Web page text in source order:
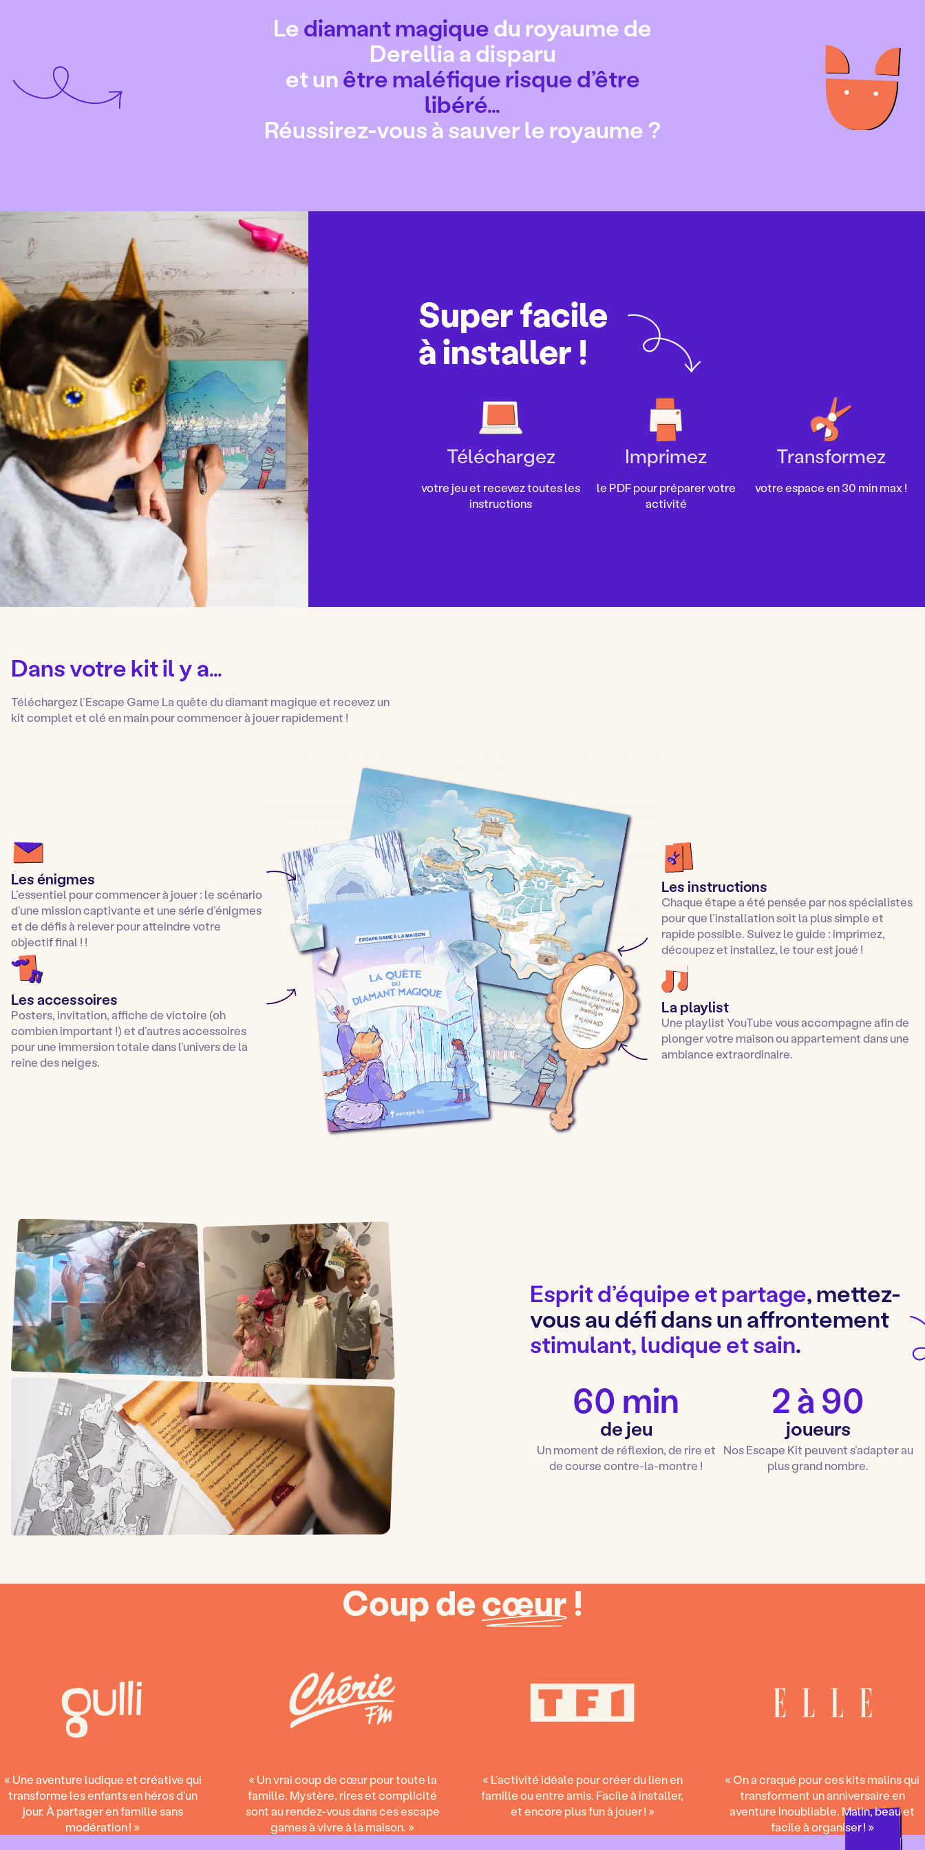
Lediamant magiquedu royaume de
Derellia a disparu
et unêtremaléfique risque d’être
libéré…
Réussirez-vous à sauver le royaume ?
Super facile
à installer !
Téléchargez
votre jeu et recevez toutes les
instructions
Imprimez
le PDF pour préparer votre
activité
Transformez
votre espace en 30 min max !
Dans votre kit il y a…
Téléchargez l’Escape Game La quête du diamant magique et recevez un
kit complet et clé en main pour commencer à jouer rapidement !
Les énigmes
L’essentiel pour commencer à jouer : le scénario
d’une mission captivante et une série d’énigmes
et de défis à relever pour atteindre votre
objectif final ! !
Les accessoires
Posters, invitation, affiche de victoire (oh
combien important !) et d’autres accessoires
pour une immersion totale dans l’univers de la
reine des neiges.
Les instructions
Chaque étape a été pensée par nos spécialistes
pour que l’installation soit la plus simple et
rapide possible. Suivez le guide : imprimez,
découpez et installez, le tour est joué !
La playlist
Une playlist YouTube vous accompagne afin de
plonger votre maison ou appartement dans une
ambiance extraordinaire.
Esprit d’équipe et partage, mettez-
vous au défi dans un affrontement
stimulant, ludique et sain.
60 min
de jeu
Un moment de réflexion, de rire et
de course contre-la-montre !
2 à 90
joueurs
Nos Escape Kit peuvent s’adapter au
plus grand nombre.
Coup decœur !
« Une aventure ludique et créative qui
transforme les enfants en héros d’un
jour. À partager en famille sans
modération ! »
« Un vrai coup de cœur pour toute la
famille. Mystère, rires et complicité
sont au rendez-vous dans ces escape
games à vivre à la maison. »
« L’activité idéale pour créer du lien en
famille ou entre amis. Facile à installer,
et encore plus fun à jouer ! »
« On a craqué pour ces kits malins qui
transforment un anniversaire en
aventure inoubliable. Malin, beau et
facile à organiser ! »